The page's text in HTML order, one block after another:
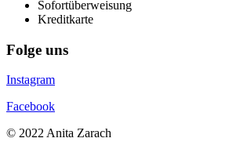
Sofortüberweisung
Kreditkarte
Folge uns
Instagram
Facebook
© 2022 Anita Zarach